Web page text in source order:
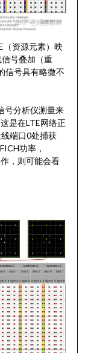
（资源元素）映
号叠加（重
信号具有略微不
号分析仪测量来
是在LTE网络正
端口0处捕获
功率，
，则可能会看